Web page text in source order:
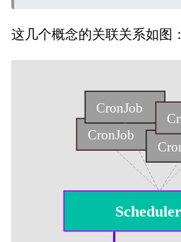
这几个概念的关联关系如图：